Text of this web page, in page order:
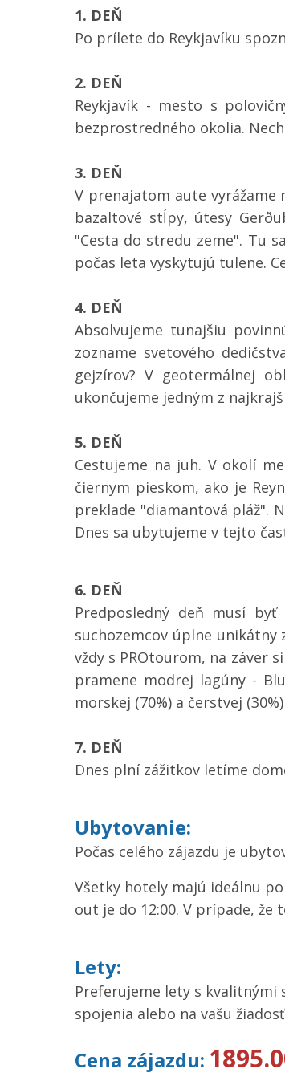
1. DEŇ
Po prílete do Reykjavíku
2. DEŇ
Reykjavík - mesto s
bezprostredného okolia.
3. DEŇ
V prenajatom aute vyrážame
bazaltové stĺpy, útesy
"Cesta do stredu zeme". Tu
počas leta vyskytujú tulene.
4. DEŇ
Absolvujeme tunajšiu
zozname svetového
gejzírov? V geotermálnej
ukončujeme jedným z
5. DEŇ
Cestujeme na juh. V okolí
čiernym pieskom, ako je
preklade "diamantová pláž".
Dnes sa ubytujeme v tejto
6. DEŇ
Predposledný deň musí
suchozemcov úplne
vždy s PROtourom, na záver
pramene modrej lagúny -
morskej (70%) a čerstvej
7. DEŇ
Dnes plní zážitkov letíme
Ubytovanie:
Počas celého zájazdu je
Všetky hotely majú ideálnu
out je do 12:00. V prípade,
Lety:
Preferujeme lety s kvalitnými
spojenia alebo na vašu
Cena zájazdu: